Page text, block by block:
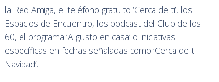
la Red Amiga, el teléfono gratuito ‘Cerca de ti’, los
Espacios de Encuentro, los podcast del Club de los
60, el programa ‘A gusto en casa’ o iniciativas
específicas en fechas señaladas como ‘Cerca de ti
Navidad’.